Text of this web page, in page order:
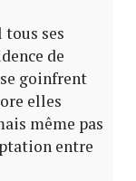
tous ses
de
goinfrent
elles
même pas
entre